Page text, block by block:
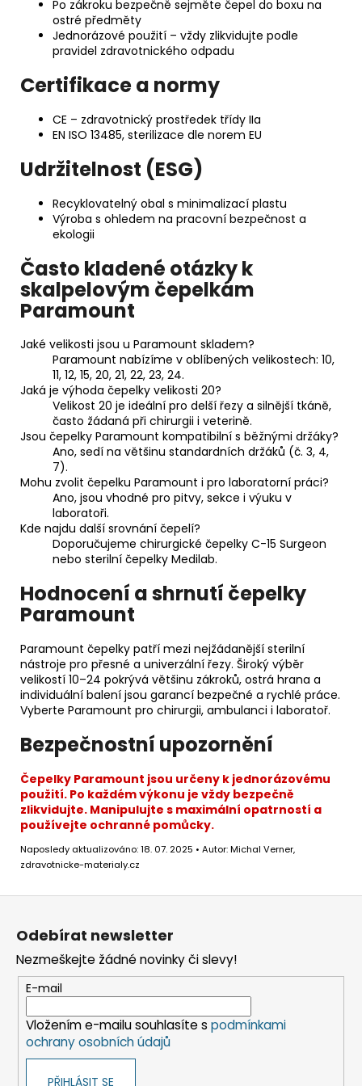
Po zákroku bezpečně sejměte čepel do boxu na
ostré předměty
Jednorázové použití – vždy zlikvidujte podle
pravidel zdravotnického odpadu
Certifikace a normy
CE – zdravotnický prostředek třídy IIa
EN ISO 13485, sterilizace dle norem EU
Udržitelnost (ESG)
Recyklovatelný obal s minimalizací plastu
Výroba s ohledem na pracovní bezpečnost a
ekologii
Často kladené otázky k
skalpelovým čepelkám
Paramount
Jaké velikosti jsou u Paramount skladem?
Paramount nabízíme v oblíbených velikostech: 10,
11, 12, 15, 20, 21, 22, 23, 24.
Jaká je výhoda čepelky velikosti 20?
Velikost 20 je ideální pro delší řezy a silnější tkáně,
často žádaná při chirurgii i veterině.
Jsou čepelky Paramount kompatibilní s běžnými držáky?
Ano, sedí na většinu standardních držáků (č. 3, 4,
7).
Mohu zvolit čepelku Paramount i pro laboratorní práci?
Ano, jsou vhodné pro pitvy, sekce i výuku v
laboratoři.
Kde najdu další srovnání čepelí?
Doporučujeme chirurgické čepelky C-15 Surgeon
nebo sterilní čepelky Medilab.
Hodnocení a shrnutí čepelky
Paramount
Paramount čepelky patří mezi nejžádanější sterilní
nástroje pro přesné a univerzální řezy. Široký výběr
velikostí 10–24 pokrývá většinu zákroků, ostrá hrana a
individuální balení jsou garancí bezpečné a rychlé práce.
Vyberte Paramount pro chirurgii, ambulanci i laboratoř.
Bezpečnostní upozornění
Čepelky Paramount jsou určeny k jednorázovému
použití. Po každém výkonu je vždy bezpečně
zlikvidujte. Manipulujte s maximální opatrností a
používejte ochranné pomůcky.
Naposledy aktualizováno: 18. 07. 2025 • Autor: Michal Verner,
zdravotnicke-materialy.cz
Z
Odebírat newsletter
Nezmeškejte žádné novinky či slevy!
E-mail
Vložením e-mailu souhlasíte s podmínkami
ochrany osobních údajů
PŘIHLÁSIT SE